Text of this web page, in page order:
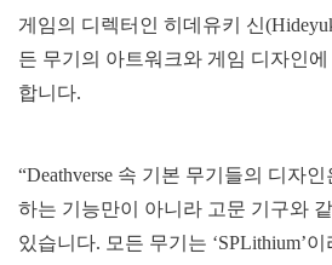
게임의 디렉터인 히데유키 신
든 무기의 아트워크와 게임 디자인
합니다.
“Deathverse 속 기본 무기들의 디자
하는 기능만이 아니라 고문 기구와
있습니다. 모든 무기는 ‘SPLithium’